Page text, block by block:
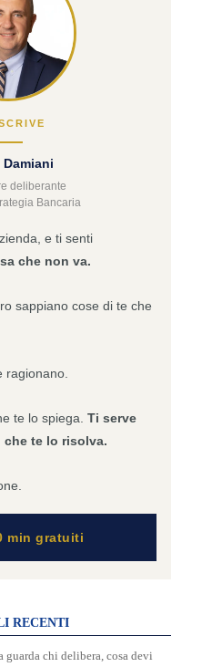
Damiani
deliberante
Bancaria
e ti senti
che non va.
sappiano cose di te che
ragionano.
te lo spiega. Ti serve
te lo risolva.
min gratuiti
RECENTI
guarda chi delibera, cosa devi